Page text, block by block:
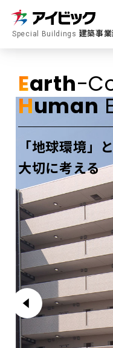
Special Buildings 建築事
Earth-
Human
「地球環境」
大切に考える